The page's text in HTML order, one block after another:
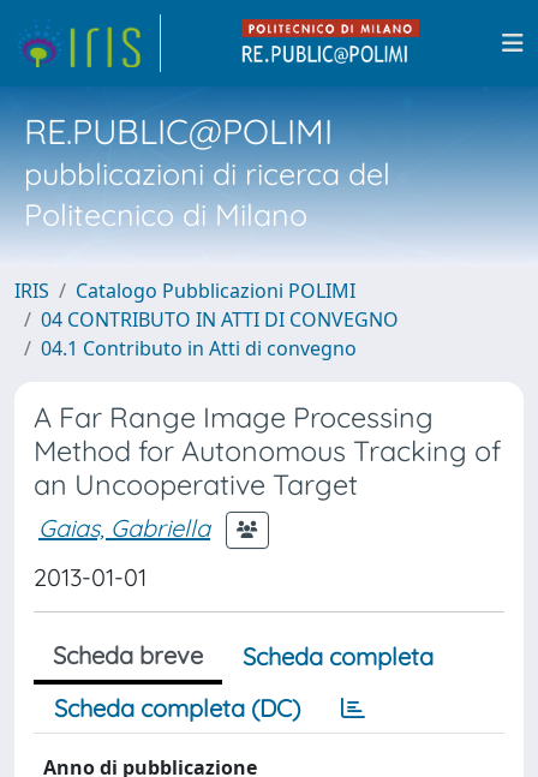
RE.PUBLIC@POLIMI
pubblicazioni di ricerca del
Politecnico di Milano
IRIS
Catalogo Pubblicazioni POLIMI
04 CONTRIBUTO IN ATTI DI CONVEGNO
04.1 Contributo in Atti di convegno
A Far Range Image Processing
Method for Autonomous Tracking of
an Uncooperative Target
Gaias, Gabriella
2013-01-01
Scheda breve
Scheda completa
Scheda completa (DC)
Anno di pubblicazione